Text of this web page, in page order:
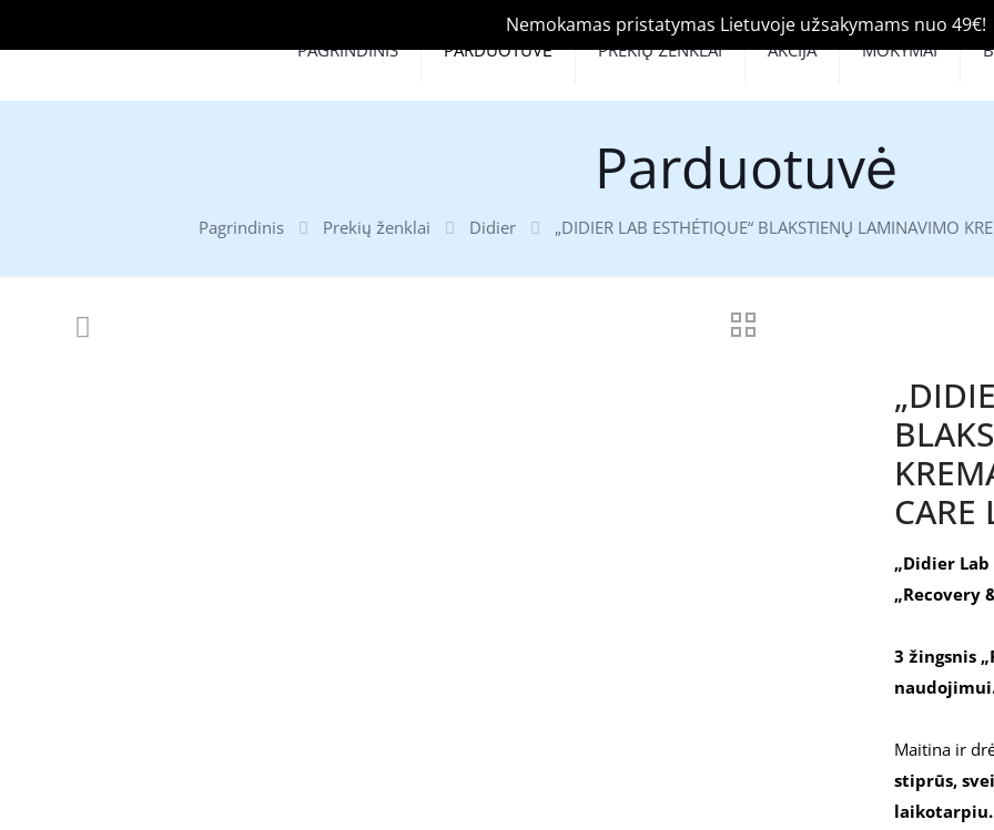
PAGRINDINIS PARDUOTUVĖ PREKIŲ ŽENKLAI AKCIJA MOKYMAI
Parduotuvė
Pagrindinis Prekių ženklai Didier „DIDIER LAB ESTHÉTIQUE“ BLAKSTIENŲ LAMINAVIMO
CARE
„Didier
„Recovery
3 žingsnis
Maitina ir
stiprūs,
laikotarpiu.
Nemokamas pristatymas Lietuvoje užsakymams nuo 49€!